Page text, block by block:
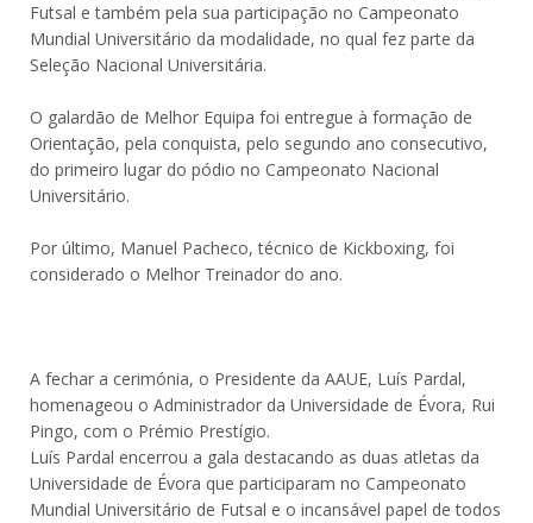
Futsal e também pela sua participação no Campeonato
Mundial Universitário da modalidade, no qual fez parte da
Seleção Nacional Universitária.
O galardão de Melhor Equipa foi entregue à formação de
Orientação, pela conquista, pelo segundo ano consecutivo,
do primeiro lugar do pódio no Campeonato Nacional
Universitário.
Por último, Manuel Pacheco, técnico de Kickboxing, foi
considerado o Melhor Treinador do ano.
A fechar a cerimónia, o Presidente da AAUE, Luís Pardal,
homenageou o Administrador da Universidade de Évora, Rui
Pingo, com o Prémio Prestígio.
Luís Pardal encerrou a gala destacando as duas atletas da
Universidade de Évora que participaram no Campeonato
Mundial Universitário de Futsal e o incansável papel de todos